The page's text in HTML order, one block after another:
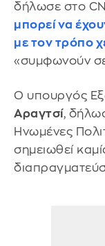
δήλωσε στο
μπορεί να
με τον τρόπο
«συμφωνούν
Ο υπουργός
Αραγτσί,
Ηνωμένες
σημειωθεί